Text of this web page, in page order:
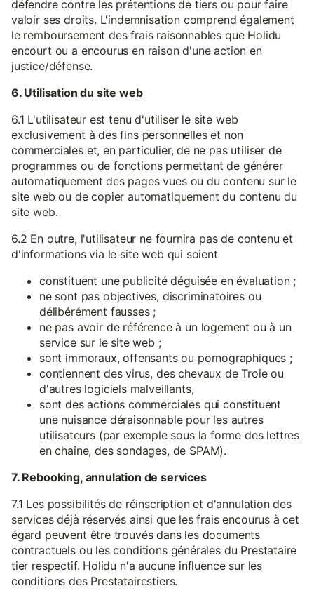
défendre contre les prétentions de tiers ou pour faire
valoir ses droits. L'indemnisation comprend également
le remboursement des frais raisonnables que Holidu
encourt ou a encourus en raison d'une action en
justice/défense.
6. Utilisation du site web
6.1 L'utilisateur est tenu d'utiliser le site web
exclusivement à des fins personnelles et non
commerciales et, en particulier, de ne pas utiliser de
programmes ou de fonctions permettant de générer
automatiquement des pages vues ou du contenu sur le
site web ou de copier automatiquement du contenu du
site web.
6.2 En outre, l'utilisateur ne fournira pas de contenu et
d'informations via le site web qui soient
constituent une publicité déguisée en évaluation ;
ne sont pas objectives, discriminatoires ou
délibérément fausses ;
ne pas avoir de référence à un logement ou à un
service sur le site web ;
sont immoraux, offensants ou pornographiques ;
contiennent des virus, des chevaux de Troie ou
d'autres logiciels malveillants,
sont des actions commerciales qui constituent
une nuisance déraisonnable pour les autres
utilisateurs (par exemple sous la forme des lettres
en chaîne, des sondages, de SPAM).
7. Rebooking, annulation de services
7.1 Les possibilités de réinscription et d'annulation des
services déjà réservés ainsi que les frais encourus à cet
égard peuvent être trouvés dans les documents
contractuels ou les conditions générales du Prestataire
tier respectif. Holidu n'a aucune influence sur les
conditions des Prestatairestiers.